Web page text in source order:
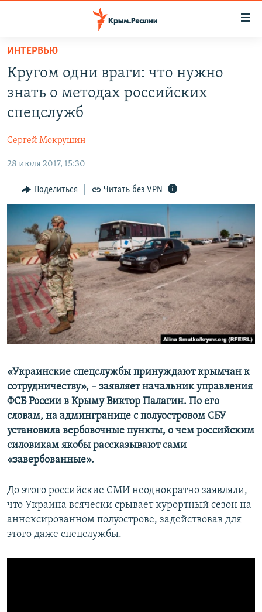
Вернуться
основному
содержанию
главной
навигации
Вернутся
поиску
СПЕЦПРОЕКТЫ
11 ЛЕТ ОККУПАЦИИ КРЫМА. 11 ИСТОРИЙ СОПРОТИВЛЕНИЯ
ЕЩЕ
ИНТЕРАКТИВ
ИНФОГРАФИКА
СОВЕТЫ ПРАВОЗАЩИТНИКОВ
ПРОПАВШИЕ БЕЗ ВЕСТИ
ПОБЕДИТЕЛЕЙ НЕ СУДЯТ?
КРЫМ.НЕПОКОРЕННЫЙ
ELIFBE
УКРАИНСКАЯ ПРОБЛЕМА КРЫМА
РАДІО СВОБОДА
КАК ОБОЙТИ БЛОКИРОВКУ
Українською
Qırımtatar
ПРИСОЕДИНЯЙТЕСЬ!
ИНТЕРВЬЮ
Кругом одни враги: что нужно
знать о методах российских
спецслужб
Сергей Мокрушин
28 июля 2017, 15:30
Поделиться Читать без VPN
«Украинские спецслужбы принуждают крымчан к
сотрудничеству», – заявляет начальник управления
ФСБ России в Крыму Виктор Палагин. По его
словам, на админгранице с полуостровом СБУ
установила вербовочные пункты, о чем российским
силовикам якобы рассказывают сами
«завербованные».
До этого российские СМИ неоднократно заявляли,
что Украина всячески срывает курортный сезон на
аннексированном полуострове, задействовав для
этого даже спецслужбы.